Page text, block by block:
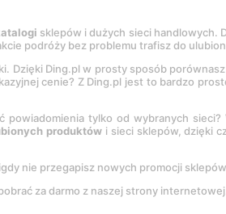
sklepów i dużych sieci handlowych.
podróży bez problemu trafisz do
Dzięki Ding.pl w prosty sposób
cenie? Z Ding.pl jest to bardzo
powiadomienia tylko od wybranych
produktów i sieci sklepów, dzięki
nie przegapisz nowych promocji sklepów
za darmo z naszej strony